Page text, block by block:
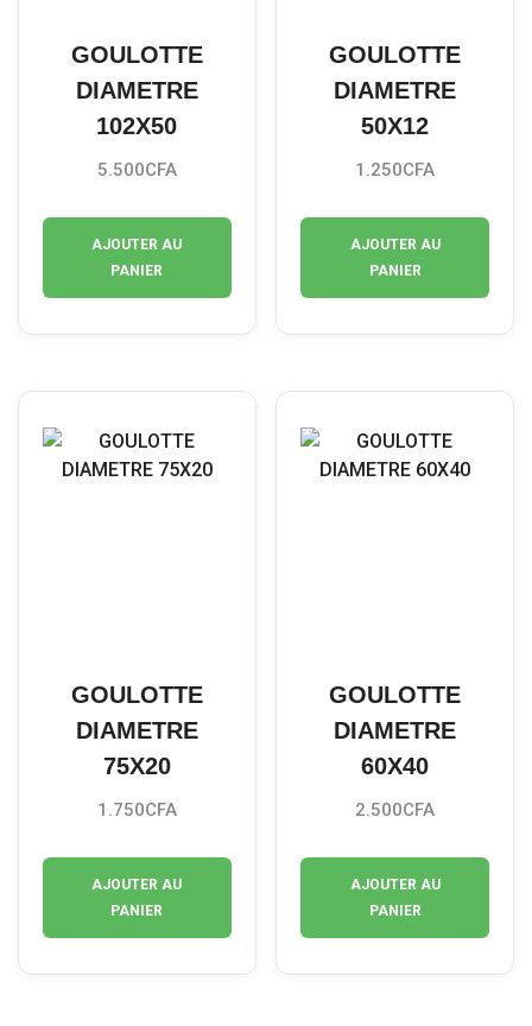
GOULOTTE
DIAMETRE
102X50
5.500CFA
AJOUTER AU
PANIER
GOULOTTE
DIAMETRE
50X12
1.250CFA
AJOUTER AU
PANIER
GOULOTTE
DIAMETRE
75X20
1.750CFA
AJOUTER AU
PANIER
GOULOTTE
DIAMETRE
60X40
2.500CFA
AJOUTER AU
PANIER